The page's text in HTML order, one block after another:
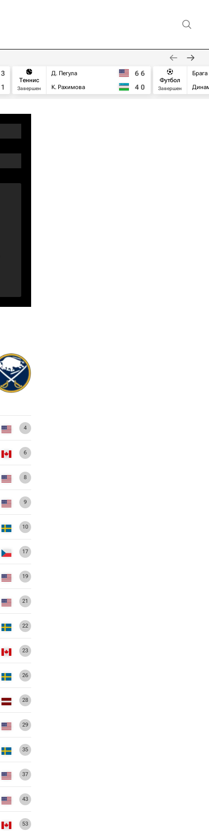
3
1
Теннис
Завершен
Д. Пегула
К. Рахимова
6 6
4 0
Футбол
Завершен
Брага
4
6
8
9
10
17
19
21
22
23
26
28
29
35
37
43
53